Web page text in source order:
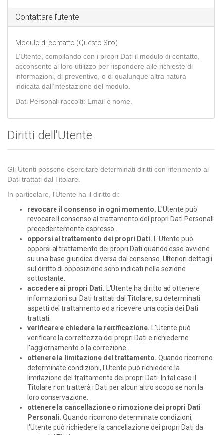
Contattare l'utente
Modulo di contatto (Questo Sito)
L’Utente, compilando con i propri Dati il modulo di contatto,
acconsente al loro utilizzo per rispondere alle richieste di
informazioni, di preventivo, o di qualunque altra natura
indicata dall’intestazione del modulo.
Dati Personali raccolti: Email e nome.
Diritti dell'Utente
Gli Utenti possono esercitare determinati diritti con riferimento ai
Dati trattati dal Titolare.
In particolare, l'Utente ha il diritto di:
revocare il consenso in ogni momento. L'Utente può
revocare il consenso al trattamento dei propri Dati Personali
precedentemente espresso.
opporsi al trattamento dei propri Dati. L'Utente può
opporsi al trattamento dei propri Dati quando esso avviene
su una base giuridica diversa dal consenso. Ulteriori dettagli
sul diritto di opposizione sono indicati nella sezione
sottostante.
accedere ai propri Dati. L'Utente ha diritto ad ottenere
informazioni sui Dati trattati dal Titolare, su determinati
aspetti del trattamento ed a ricevere una copia dei Dati
trattati.
verificare e chiedere la rettificazione. L'Utente può
verificare la correttezza dei propri Dati e richiederne
l'aggiornamento o la correzione.
ottenere la limitazione del trattamento. Quando ricorrono
determinate condizioni, l'Utente può richiedere la
limitazione del trattamento dei propri Dati. In tal caso il
Titolare non tratterà i Dati per alcun altro scopo se non la
loro conservazione.
ottenere la cancellazione o rimozione dei propri Dati
Personali. Quando ricorrono determinate condizioni,
l'Utente può richiedere la cancellazione dei propri Dati da